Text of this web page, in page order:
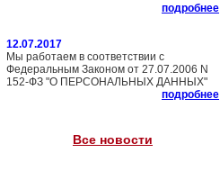
подробнее
12.07.2017
Мы работаем в соответствии с
Федеральным Законом от 27.07.2006 N
152-ФЗ "О ПЕРСОНАЛЬНЫХ ДАННЫХ"
подробнее
Все новости